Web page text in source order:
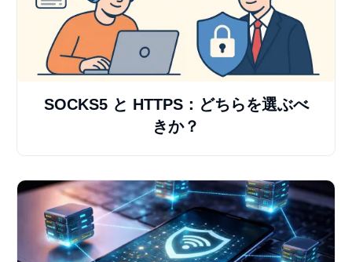
SOCKS5 と HTTPS：どちらを選ぶべ
きか？